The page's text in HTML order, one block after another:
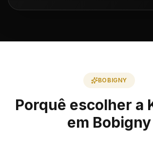
BOBIGNY
Porquê escolher a
em Bobigny